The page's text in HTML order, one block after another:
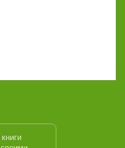
книги